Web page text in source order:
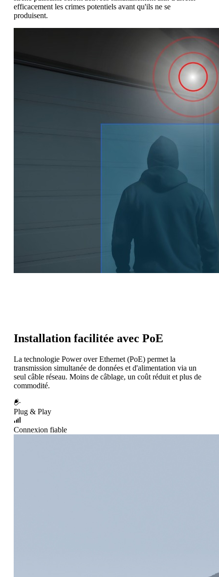
efficacement les crimes potentiels avant qu'ils ne se
produisent.
Installation facilitée avec PoE
La technologie Power over Ethernet (PoE) permet la
transmission simultanée de données et d'alimentation via un
seul câble réseau. Moins de câblage, un coût réduit et plus de
commodité.
Plug & Play
Connexion fiable